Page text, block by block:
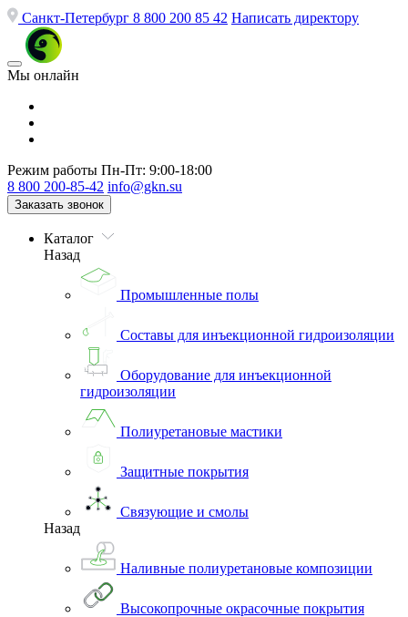
Санкт-Петербург 8 800 200 85 42 Написать директору
Мы онлайн
Режим работы Пн-Пт: 9:00-18:00
8 800 200-85-42 info@gkn.su
Заказать звонок
Каталог
Назад
Промышленные полы
Составы для инъекционной гидроизоляции
Оборудование для инъекционной
гидроизоляции
Полиуретановые мастики
Защитные покрытия
Связующие и смолы
Назад
Наливные полиуретановые композиции
Высокопрочные окрасочные покрытия